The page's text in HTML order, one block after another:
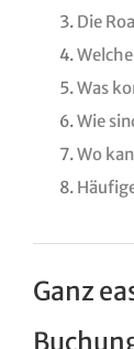
Die
Was
Wie
Wo
Ganz